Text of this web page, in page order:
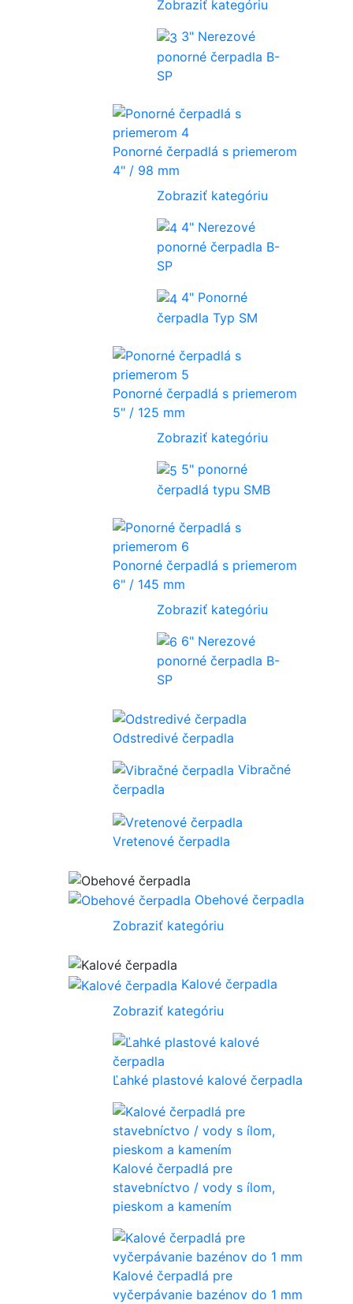
Zobraziť kategóriu
3" Nerezové
ponorné čerpadla B-
SP
Ponorné čerpadlá s priemerom
4" / 98 mm
Zobraziť kategóriu
4" Nerezové
ponorné čerpadla B-
SP
4" Ponorné
čerpadla Typ SM
Ponorné čerpadlá s priemerom
5" / 125 mm
Zobraziť kategóriu
5" ponorné
čerpadlá typu SMB
Ponorné čerpadlá s priemerom
6" / 145 mm
Zobraziť kategóriu
6" Nerezové
ponorné čerpadla B-
SP
Odstredivé čerpadla
Vibračné
čerpadla
Vretenové čerpadla
Obehové čerpadla
Zobraziť kategóriu
Kalové čerpadla
Zobraziť kategóriu
Ľahké plastové kalové čerpadla
Kalové čerpadlá pre
stavebníctvo / vody s ílom,
pieskom a kamením
Kalové čerpadlá pre
vyčerpávanie bazénov do 1 mm